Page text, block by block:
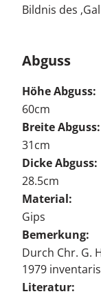
Bildnis des
Abguss
Höhe Abguss:
60cm
Breite Abguss:
31cm
Dicke Abguss:
28.5cm
Material:
Gips
Bemerkung:
Durch Chr. G.
1979
Literatur: